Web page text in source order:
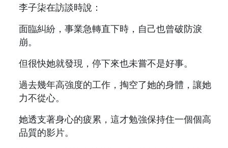
李子柒在訪談時說：
面臨糾紛，事業急轉直下時，自​​己也曾破防淚
崩。
但很快她就​​發現，停下來也未嘗不是好事。
過去幾年高強度的工作，掏空了她的身體，讓她
力不從心。
她透支著身心的疲累，這才勉強保持住一個個高
品質的影片。